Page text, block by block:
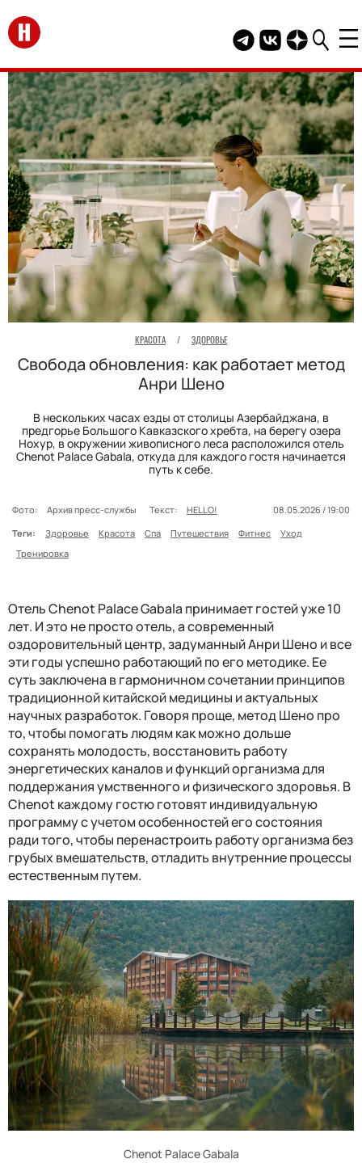
Перейти на главную
Telegram канал
Группа HELLO
Канал
КРАСОТА / ЗДОРОВЬЕ
Свобода обновления: как работает метод
Анри Шено
В нескольких часах езды от столицы Азербайджана, в
предгорье Большого Кавказского хребта, на берегу озера
Нохур, в окружении живописного леса расположился отель
Chenot Palace Gabala, откуда для каждого гостя начинается
путь к себе.
Фото: Архив пресс-службы Текст: HELLO!
08.05.2026 / 19:00
Теги:
Здоровье Красота Спа Путешествия Фитнес
Уход
Тренировка
ОтельChenot Palace Gabala принимает гостей уже 10
лет. И это не просто отель, а современный
оздоровительный центр, задуманный Анри Шено и все
эти годы успешно работающий по его методике. Ее
суть заключена в гармоничном сочетании принципов
традиционной китайской медицины и актуальных
научных разработок. Говоря проще, метод Шено про
то, чтобы помогать людям как можно дольше
сохранять молодость, восстановить работу
энергетических каналов и функций организма для
поддержания умственного и физического здоровья. В
Chenot каждому гостю готовят индивидуальную
программу с учетом особенностей его состояния
ради того, чтобы перенастроить работу организма без
грубых вмешательств, отладить внутренние процессы
естественным путем.
Chenot Palace Gabala